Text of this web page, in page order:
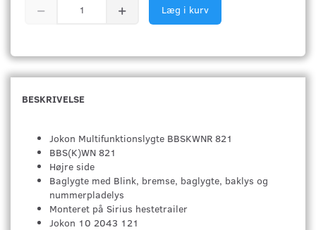
Læg i kurv
BESKRIVELSE
Jokon Multifunktionslygte BBSKWNR 821
BBS(K)WN 821
Højre side
Baglygte med Blink, bremse, baglygte, baklys og
nummerpladelys
Monteret på Sirius hestetrailer
Jokon 10 2043 121